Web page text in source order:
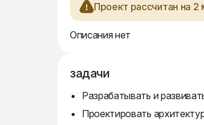
Проект рассчитан на 2
Описания нет
задачи
Разрабатывать и
Проектировать